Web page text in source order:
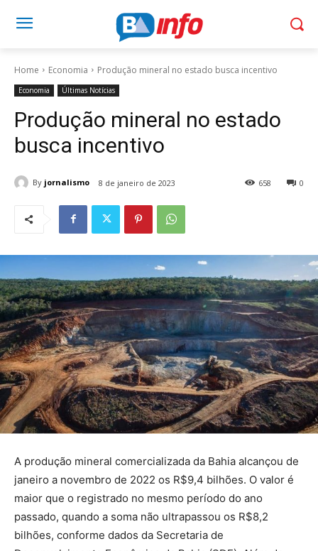
Home Economia Produção mineral no estado busca incentivo
Economia Últimas Notícias
Produção mineral no estado
busca incentivo
By jornalismo 8 de janeiro de 2023 0
658
A produção mineral comercializada da Bahia alcançou de
janeiro a novembro de 2022 os R$9,4 bilhões. O valor é
maior que o registrado no mesmo período do ano
passado, quando a soma não ultrapassou os R$8,2
bilhões, conforme dados da Secretaria de